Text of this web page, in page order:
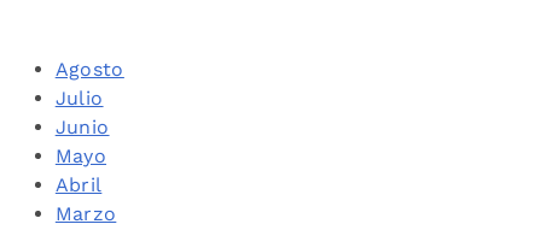
Agosto
Julio
Junio
Mayo
Abril
Marzo